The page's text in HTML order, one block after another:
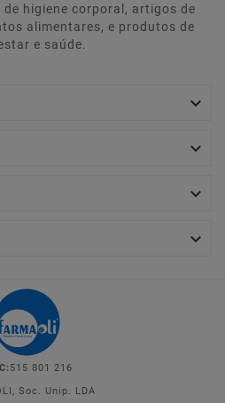
higiene corporal, artigos de
alimentares, e produtos de
e saúde.




515 801 216
Soc. Unip. LDA